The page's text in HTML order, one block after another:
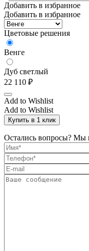
Добавить в избранное
Добавить в избранное
Цветовые решения
Венге
Дуб светлый
22 110 ₽
Add to Wishlist
Add to Wishlist
Купить в 1 клик
Остались вопросы? Мы